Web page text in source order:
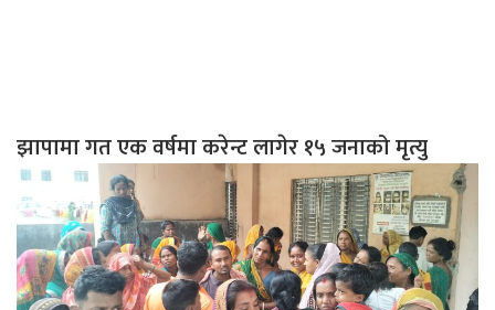
झापामा गत एक वर्षमा करेन्ट लागेर १५ जनाको मृत्यु